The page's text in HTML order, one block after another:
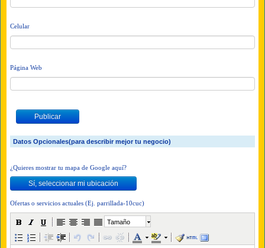
Celular
Página Web
Datos Opcionales(para describir mejor tu negocio)
¿Quieres mostrar tu mapa de Google aquí?
Ofertas o servicios actuales (Ej. parrillada-10cuc)
Tamaño